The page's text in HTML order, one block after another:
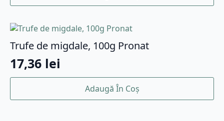
Trufe de migdale, 100g Pronat
17,36 lei
Adaugă În Coș